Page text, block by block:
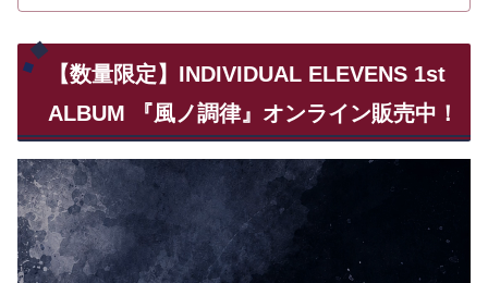
【数量限定】INDIVIDUAL ELEVENS 1st
ALBUM 『風ノ調律』オンライン販売中！
動
画
プ
レ